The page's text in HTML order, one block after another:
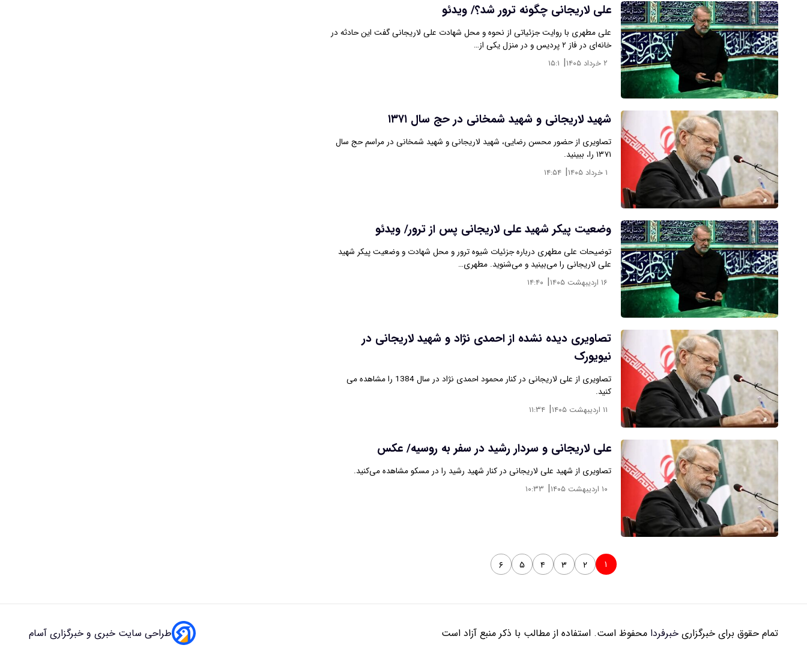
علی لاریجانی چگونه ترور شد؟/ ویدئو
علی مطهری با روایت جزئیاتی از نحوه و محل شهادت علی لاریجانی گفت این حادثه در
خانه‌ای در فاز ۲ پردیس و در منزل یکی از…
۲ خرداد ۱۴۰۵ | ۱۵:۱
شهید لاریجانی و شهید شمخانی در حج سال ۱۳۷۱
تصاویری از حضور محسن رضایی، شهید لاریجانی و شهید شمخانی در مراسم حج سال
۱۳۷۱ را، ببینید.
۱ خرداد ۱۴۰۵ | ۱۴:۵۴
وضعیت پیکر شهید علی لاریجانی پس از ترور/ ویدئو
توضیحات علی مطهری درباره جزئیات شیوه ترور و محل شهادت و وضعیت پیکر شهید
علی لاریجانی را می‌بینید و می‌شنوید. مطهری…
۱۶ اردیبهشت ۱۴۰۵ | ۱۴:۴۰
تصاویری دیده نشده از احمدی نژاد و شهید لاریجانی در
نیویورک
تصاویری از علی لاریجانی در کنار محمود احمدی نژاد در سال 1384 را مشاهده می
کنید.
۱۱ اردیبهشت ۱۴۰۵ | ۱۱:۳۴
علی لاریجانی و سردار رشید در سفر به روسیه/ عکس
تصاویری از شهید علی لاریجانی در کنار شهید رشید را در مسکو مشاهده می‌کنید.
۱۰ اردیبهشت ۱۴۰۵ | ۱۰:۳۳
۱ ۲ ۳ ۴ ۵ ۶
تمام حقوق برای خبرگزاری خبرفردا محفوظ است. استفاده از مطالب با ذکر منبع آزاد است طراحی سایت خبری و خبرگزاری آسام